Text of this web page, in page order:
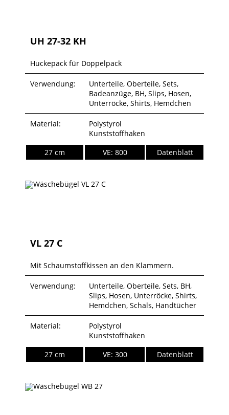
UH 27-32 KH
Huckepack für Doppelpack
Verwendung:
Unterteile, Oberteile, Sets,
Badeanzüge, BH, Slips, Hosen,
Unterröcke, Shirts, Hemdchen
Material:
Polystyrol
Kunststoffhaken
27 cm
VE: 800 Datenblatt
VL 27 C
Mit Schaumstoffkissen an den Klammern.
Verwendung:
Unterteile, Oberteile, Sets, BH,
Slips, Hosen, Unterröcke, Shirts,
Hemdchen, Schals, Handtücher
Material:
Polystyrol
Kunststoffhaken
27 cm
VE: 300 Datenblatt